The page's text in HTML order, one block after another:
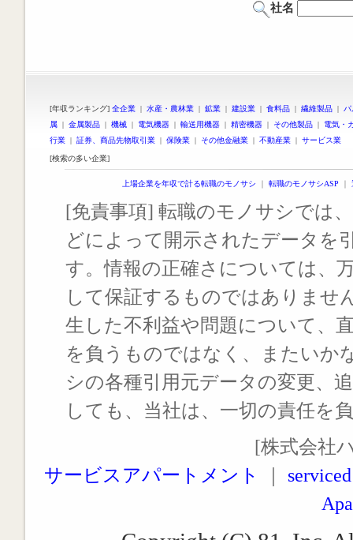
社名
[年収ランキング] 全企業 | 水産・農林業 | 鉱業 | 建設業 | 食料品 | 繊維製品 |
属 | 金属製品 | 機械 | 電気機器 | 輸送用機器 | 精密機器 | その他製品 | 電気・
行業 | 証券、商品先物取引業 | 保険業 | その他金融業 | 不動産業 | サービス業
[検索の多い企業]
上場企業を年収で計る転職のモノサシ ｜ 転職のモノサシASP ｜
[免責事項] 転職のモノサシでは
どによって開示されたデータを
す。情報の正確さについては、
して保証するものではありませ
生した不利益や問題について、
を負うものではなく、またいか
シの各種引用元データの変更、
しても、当社は、一切の責任を
[株式会社
サービスアパートメント